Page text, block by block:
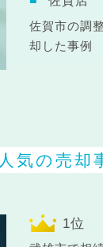
佐賀市の調
却した事例
人気の売却